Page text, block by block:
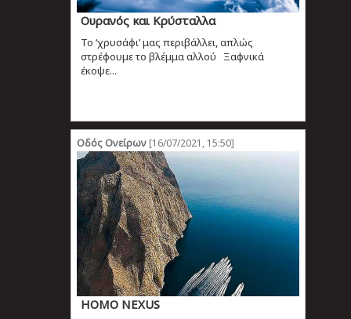
Ουρανός και Κρύσταλλα
Το ‘χρυσάφι’ μας περιβάλλει, απλώς
στρέφουμε το βλέμμα αλλού Ξαφνικά
έκοψε...
Οδός Ονείρων[16/07/2021, 15:50]
ΗΟΜΟ ΝEXUS